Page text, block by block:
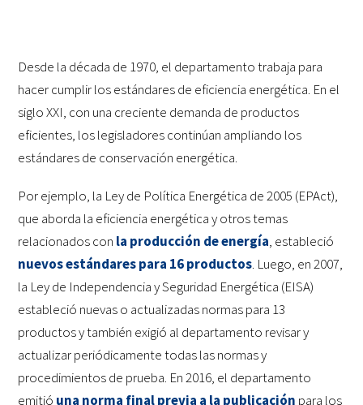
Desde la década de 1970, el departamento trabaja para
hacer cumplir los estándares de eficiencia energética. En el
siglo XXI, con una creciente demanda de productos
eficientes, los legisladores continúan ampliando los
estándares de conservación energética.
Por ejemplo, la Ley de Política Energética de 2005 (EPAct),
que aborda la eficiencia energética y otros temas
relacionados con la producción de energía, estableció
nuevos estándares para 16 productos. Luego, en 2007,
la Ley de Independencia y Seguridad Energética (EISA)
estableció nuevas o actualizadas normas para 13
productos y también exigió al departamento revisar y
actualizar periódicamente todas las normas y
procedimientos de prueba. En 2016, el departamento
emitió una norma final previa a la publicación para los